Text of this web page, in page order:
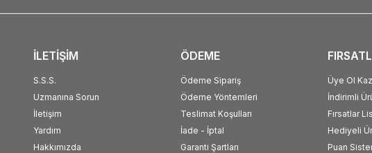
İLETİŞİM
S.S.S.
Uzmanına Sorun
İletişim
Yardım
Hakkımızda
ÖDEME
Ödeme Sipariş
Ödeme Yöntemleri
Teslimat Koşulları
İade - İptal
Garanti Şartları
Üye Ol
İndirimli
Fırsatlar
Hediyeli
Puan